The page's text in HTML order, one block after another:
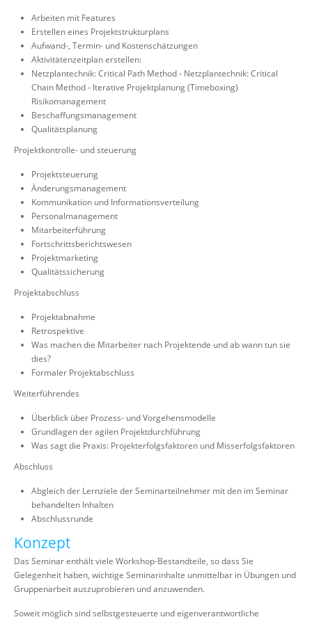
Arbeiten mit Features
Erstellen eines Projektstrukturplans
Aufwand-, Termin- und Kostenschätzungen
Aktivitätenzeitplan erstellen:
Netzplantechnik: Critical Path Method - Netzplantechnik: Critical
Chain Method - Iterative Projektplanung (Timeboxing)
Risikomanagement
Beschaffungsmanagement
Qualitätsplanung
Projektkontrolle- und steuerung
Projektsteuerung
Änderungsmanagement
Kommunikation und Informationsverteilung
Personalmanagement
Mitarbeiterführung
Fortschrittsberichtswesen
Projektmarketing
Qualitätssicherung
Projektabschluss
Projektabnahme
Retrospektive
Was machen die Mitarbeiter nach Projektende und ab wann tun sie
dies?
Formaler Projektabschluss
Weiterführendes
Überblick über Prozess- und Vorgehensmodelle
Grundlagen der agilen Projektdurchführung
Was sagt die Praxis: Projekterfolgsfaktoren und Misserfolgsfaktoren
Abschluss
Abgleich der Lernziele der Seminarteilnehmer mit den im Seminar
behandelten Inhalten
Abschlussrunde
Konzept
Das Seminar enthält viele Workshop-Bestandteile, so dass Sie
Gelegenheit haben, wichtige Seminarinhalte unmittelbar in Übungen und
Gruppenarbeit auszuprobieren und anzuwenden.
Soweit möglich sind selbstgesteuerte und eigenverantwortliche